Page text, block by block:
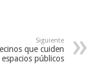
Siguiente
que cuiden
espacios públicos